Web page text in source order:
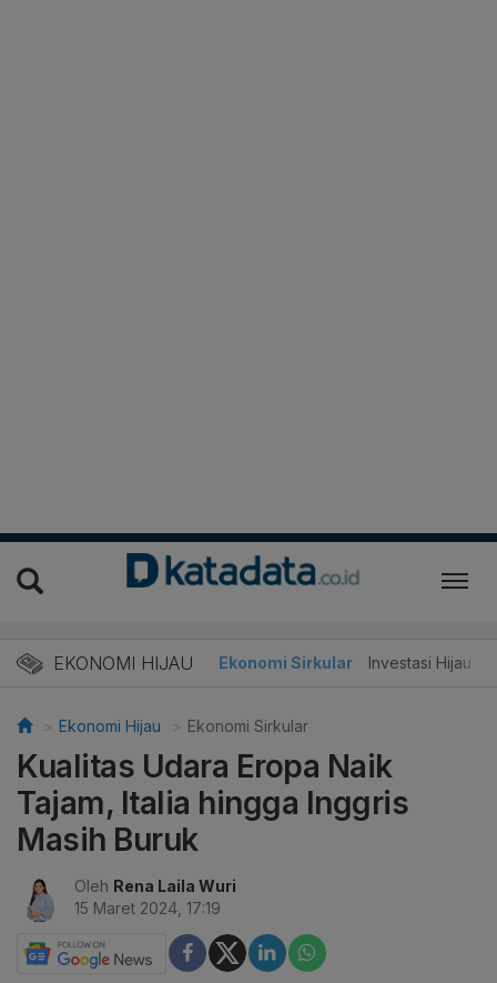
EKONOMI HIJAU
Energi Baru Ekonomi Sirkular Investasi Hijau
Ekonomi Hijau Ekonomi Sirkular
Kualitas Udara Eropa Naik
Tajam, Italia hingga Inggris
Masih Buruk
Oleh Rena Laila Wuri
15 Maret 2024, 17:19